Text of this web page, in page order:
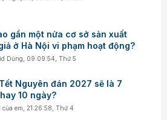
gần một nửa cơ sở sản xuất
ở Hà Nội vi phạm hoạt động?
Dũng 09:09:54, Thứ 5
Nguyên đán 2027 sẽ là 7
10 ngày?
của em ,21:26:58, Thứ 4